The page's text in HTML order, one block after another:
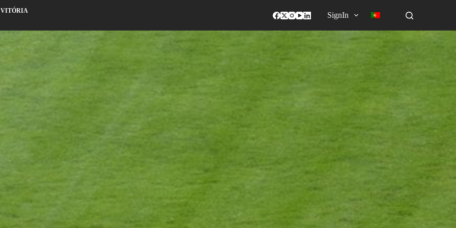
VITÓRIA
SignIn